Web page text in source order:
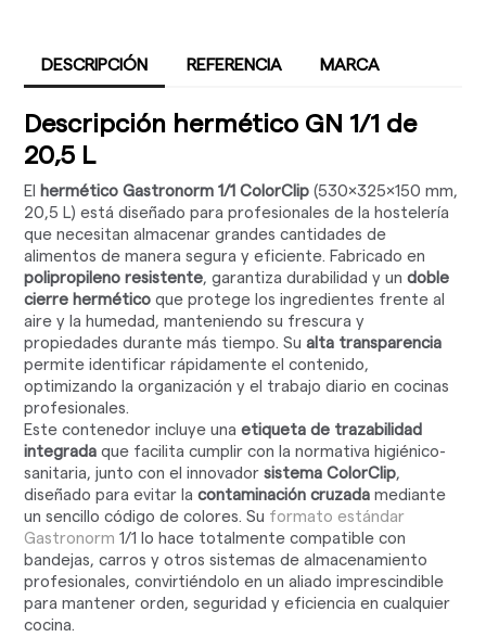
DESCRIPCIÓN REFERENCIA MARCA
Descripción hermético GN 1/1 de
20,5 L
El hermético Gastronorm 1/1 ColorClip (530x325x150 mm,
20,5 L) está diseñado para profesionales de la hostelería
que necesitan almacenar grandes cantidades de
alimentos de manera segura y eficiente. Fabricado en
polipropileno resistente, garantiza durabilidad y undoble
cierre hermético que protege los ingredientes frente al
aire y la humedad, manteniendo su frescura y
propiedades durante más tiempo. Sualta transparencia
permite identificar rápidamente el contenido,
optimizando la organización y el trabajo diario en cocinas
profesionales.
Este contenedor incluye unaetiqueta de trazabilidad
integrada que facilita cumplir con la normativa higiénico-
sanitaria, junto con el innovadorsistema ColorClip,
diseñado para evitar lacontaminación cruzada mediante
un sencillo código de colores. Su formato estándar
Gastronorm 1/1 lo hace totalmente compatible con
bandejas, carros y otros sistemas de almacenamiento
profesionales, convirtiéndolo en un aliado imprescindible
para mantener orden, seguridad y eficiencia en cualquier
cocina.